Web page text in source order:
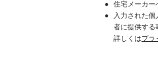
住宅メーカー
入力された
者に提供する
詳しくはプラ